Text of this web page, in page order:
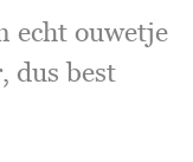
echt ouwetje
dus best